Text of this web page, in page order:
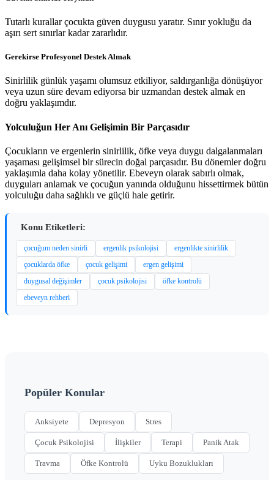
Tutarlı kurallar çocukta güven duygusu yaratır. Sınır yokluğu da
aşırı sert sınırlar kadar zararlıdır.
Gerekirse Profesyonel Destek Almak
Sinirlilik günlük yaşamı olumsuz etkiliyor, saldırganlığa dönüşüyor
veya uzun süre devam ediyorsa bir uzmandan destek almak en
doğru yaklaşımdır.
Yolculuğun Her Anı Gelişimin Bir Parçasıdır
Çocukların ve ergenlerin sinirlilik, öfke veya duygu dalgalanmaları
yaşaması gelişimsel bir sürecin doğal parçasıdır. Bu dönemler doğru
yaklaşımla daha kolay yönetilir. Ebeveyn olarak sabırlı olmak,
duyguları anlamak ve çocuğun yanında olduğunu hissettirmek bütün
yolculuğu daha sağlıklı ve güçlü hale getirir.
Konu Etiketleri:
çocuğum neden sinirli ergenlik psikolojisi
ergenlikte sinirlilik
çocuklarda öfke
çocuk gelişimi
ergen gelişimi
duygusal değişimler
çocuk psikolojisi
öfke kontrolü
ebeveyn rehberi
Popüler Konular
Anksiyete Depresyon Stres
Çocuk Psikolojisi İlişkiler Terapi Panik Atak
Travma Öfke Kontrolü Uyku Bozuklukları